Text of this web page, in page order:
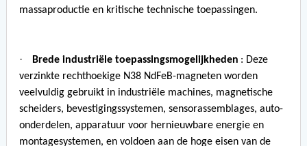
massaproductie en kritische technische toepassingen.
· Brede industriële toepassingsmogelijkheden : Deze
verzinkte rechthoekige N38 NdFeB-magneten worden
veelvuldig gebruikt in industriële machines, magnetische
scheiders, bevestigingssystemen, sensorassemblages, auto-
onderdelen, apparatuur voor hernieuwbare energie en
montagesystemen, en voldoen aan de hoge eisen van de